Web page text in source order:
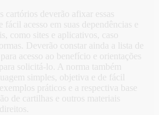
cartórios deverão afixar essas
fácil acesso em suas dependências e
como sites e aplicativos, caso
Deverão constar ainda a lista de
acesso ao benefício e orientações
solicitá-lo. A norma também
simples, objetiva e de fácil
práticos e a respectiva base
de cartilhas e outros materiais